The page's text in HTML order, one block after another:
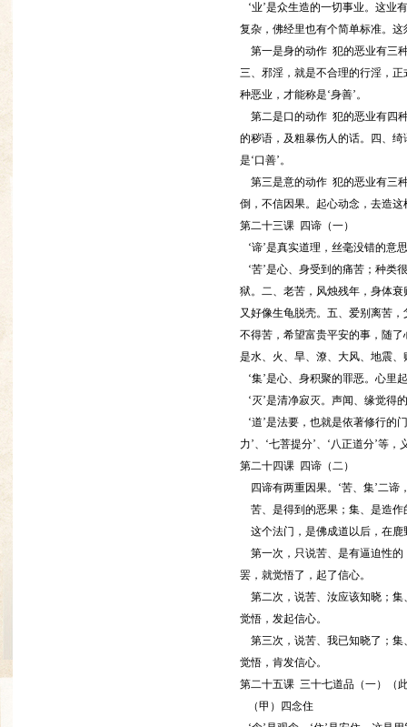
‘业’是众生造的一切事业。这业
复杂，佛经里也有个简单标准。这
第一是身的动作 犯的恶业有三
三、邪淫，就是不合理的行淫，
种恶业，才能称是‘身善’。
第二是口的动作 犯的恶业有四
的秽语，及粗暴伤人的话。四、
是‘口善’。
第三是意的动作 犯的恶业有三
倒，不信因果。起心动念，去造
第二十三课 四谛（一）
‘谛’是真实道理，丝毫没错的意
‘苦’是心、身受到的痛苦；种类
狱。二、老苦，风烛残年，身体
又好像生龟脱壳。五、爱别离苦
不得苦，希望富贵平安的事，随
是水、火、旱、潦、大风、地震
‘集’是心、身积聚的罪恶。心里
‘灭’是清净寂灭。声闻、缘觉得
‘道’是法要，也就是依著修行的
力’、‘七菩提分’、‘八正道分’等
第二十四课 四谛（二）
四谛有两重因果。‘苦、集’二谛
苦、是得到的恶果；集、是造作
这个法门，是佛成道以后，在鹿
第一次，只说苦、是有逼迫性的
罢，就觉悟了，起了信心。
第二次，说苦、汝应该知晓；集
觉悟，发起信心。
第三次，说苦、我已知晓了；集
觉悟，肯发信心。
第二十五课 三十七道品（一）（
（甲）四念住